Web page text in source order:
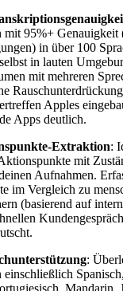
mit 95%+ Genauigkeit
in über 100
in lauten
mit mehreren
Apples
Apps deutlich.
Extraktion:
mit
Aufnahmen.
im Vergleich zu
(basierend auf
: